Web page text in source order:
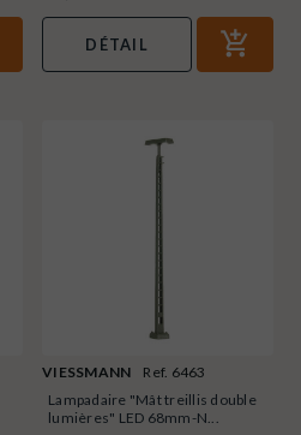
DÉTAIL
VIESSMANN
Ref. 6463
Lampadaire "Mât treillis double
lumières" LED 68mm-N...